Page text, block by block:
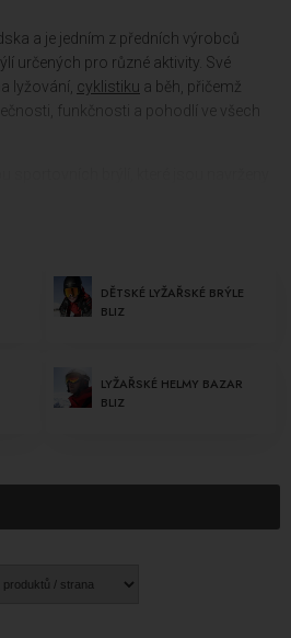
a je jedním z předních výrobců
určených pro různé aktivity. Své
lyžování, cyklistiku a běh, přičemž
funkčnosti a pohodlí ve všech
podporu a pohodlí pro různé
a inovativní lyžařské brýle pro
na to, aby byly jejich produkty
znamená, že nabízejí také
slunečními paprsky, větrem a jinými
DĚTSKÉ LYŽAŘSKÉ BRÝLE
BLIZ
LYŽAŘSKÉ HELMY BAZAR
BLIZ